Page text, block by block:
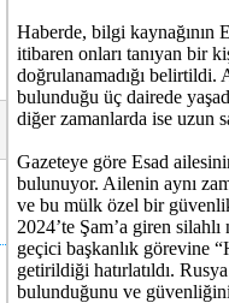
Haberde, bilgi kaynağının
itibaren onları tanıyan bir
doğrulanamadığı belirtildi.
bulunduğu üç dairede
diğer zamanlarda ise uzun
Gazeteye göre Esad
bulunuyor. Ailenin aynı
ve bu mülk özel bir
2024’te Şam’a giren
geçici başkanlık görevine
getirildiği hatırlatıldı.
bulunduğunu ve